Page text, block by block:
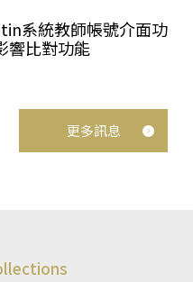
系統教師帳號介面功
響比對功能
更多訊息